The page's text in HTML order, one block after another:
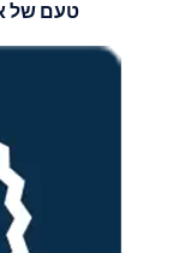
טעם של